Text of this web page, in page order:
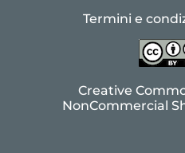
Termini e
Creative
NonCommercial